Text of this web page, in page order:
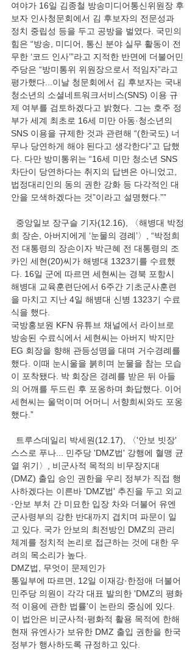
여야가 16일 김종철 방송미디어통신위원장 후
보자 인사청문회에서 김 후보자의 전문성과
정치 중립성 등을 두고 공방을 벌였다. 국민의
힘은 “방송, 미디어, 통신 분야 실무 활동이 전
무한 ‘코드 인사’”라고 지적한 반면에 더불어민
주당은 “방미통위 위원장으로서 적임자”라고
평가했다...이날 청문회에서 김 후보자는 국내
청소년의 소셜네트워크서비스(SNS) 이용 규
제 여부를 검토하겠다고 밝혔다. 그는 호주 정
부가 세계 최초로 16세 미만 아동·청소년의
SNS 이용을 규제한 것과 관련해 “(한국도) 너
무나 당연하게 해야 된다고 생각한다”고 답했
다. 다만 방미통위는 “16세 미만 청소년 SNS
차단이 당연하다는 취지의 답변은 아니었고,
법정대리인의 동의 권한 강화 등 다각적인 대
안을 모색하겠다는 것”이라고 설명했다.””
중앙일보 장구슬 기자(12.16), 〈해병대 박정
희 장손, 아버지에게 ‘눈물의 경례’〉, “박정희
전 대통령의 장손이자 박근혜 전 대통령의 조
카인 세현(20)씨가 해병대 1323기를 수료했
다. 16일 군에 따르면 세현씨는 경북 포항시
해병대 교육훈련단에서 6주간 기초군사훈련
을 마치고 지난 4일 해병대 신병 1323기 수료
식을 했다.
국방홍보원 KFN 유튜브 채널에서 라이브로
방송된 수료식에서 세현씨는 아버지 박지만
EG 회장을 향해 관등성명을 대며 거수경례를
했다. 이때 눈시울을 붉히며 눈물을 참는 모습
이 포착됐다. 박 회장은 경례를 받은 뒤 아들
의 어깨를 두드린 후 포옹하며 화답했다. 이어
세현씨는 울먹이며 어머니 서향희씨와도 포옹
했다.”
트루스데일리 박세원(12.17), 〈'안보 빗장'
스스로 푸나... 민주당 'DMZ법' 강행에 혈맹 균
열 위기〉, 비군사적 목적의 비무장지대
(DMZ) 출입 승인 권한을 우리 정부가 직접 행
사하겠다는 이른바 'DMZ법' 추진을 두고 외교
·안보 부처 간 미묘한 입장 차와 더불어 유엔
군사령부의 강한 반대까지 겹치며 파문이 일
고 있다. 국가 안보의 최전방인 DMZ의 관리
체계를 정치적 논리로 접근하는 것에 대한 우
려의 목소리가 높다.
DMZ법, 무엇이 문제인가
통일부에 따르면, 12일 이재강·한정애 더불어
민주당 의원이 각각 대표 발의한 'DMZ의 평화
적 이용에 관한 법률'이 논란의 중심에 있다.
이 법안은 비군사적·평화적 활용 목적에 한해
현재 유엔사가 보유한 DMZ 출입 권한을 한국
정부가 행사하도록 규정하고 있다.